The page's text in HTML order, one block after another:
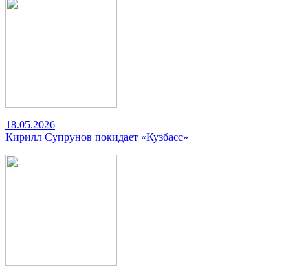
18.05.2026
Кирилл Супрунов покидает «Кузбасс»